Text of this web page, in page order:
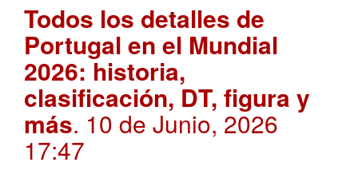
Todos los detalles de
Portugal en el Mundial
2026: historia,
clasificación, DT, figura y
más. 10 de Junio, 2026
17:47